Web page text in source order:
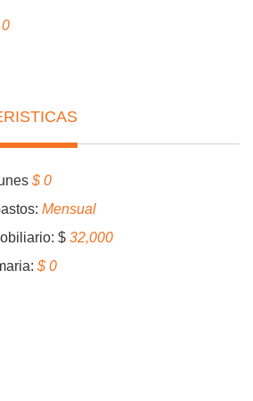
0
$ 0
Mensual
$ 32,000
$ 0